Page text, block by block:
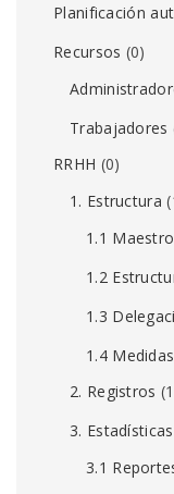
Planificación
Recursos (0)
Trabajadores
RRHH (0)
1. Estructura
1.1
1.2
1.3
1.4 Medidas
2. Registros
3. Estadísticas
3.1